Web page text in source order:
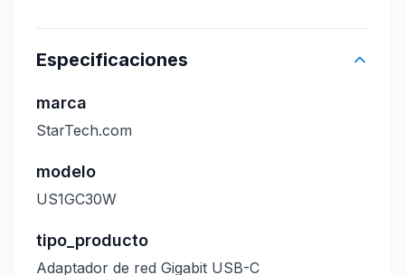
Especificaciones
marca
StarTech.com
modelo
US1GC30W
tipo_producto
Adaptador de red Gigabit USB-C